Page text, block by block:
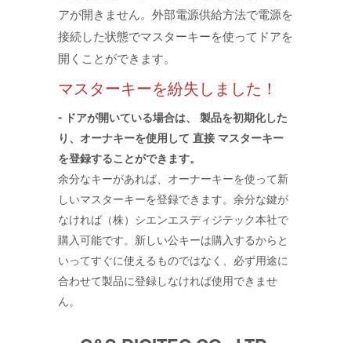
アが開きません。外部電源供給方法で電源を
接続した状態でマスターキーを使ってドアを
開くことができます。
マスターキーを紛失しました！
- ドアが開いている場合は、 製品を初期化した
り、オーナキーを使用して 直接 マスターキー
を登録することができます。
余分なキーがあれば、オーナーキーを使って新
しいマスターキーを登録できます。余分な鍵が
なければ（株）シエンエスディジテック本社で
購入可能です。新しい公キーは購入するからと
いってすぐに使えるものではなく、必ず用途に
合わせて製品に登録しなければ使用できませ
ん。